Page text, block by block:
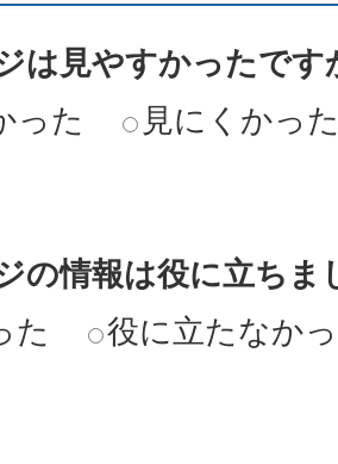
は見やすかったです
った
見にくかっ
の情報は役に立ちま
た
役に立たなか